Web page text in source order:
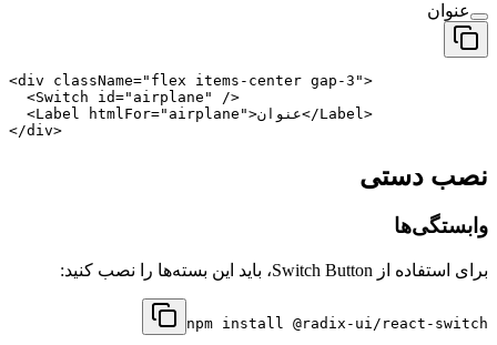
عنوان
<div className="flex items-center gap-3">
  <Switch id="airplane" />
  <Label htmlFor="airplane">عنوان</Label>
</div>
نصب دستی
وابستگی‌ها
برای استفاده از Switch Button، باید این بسته‌ها را نصب کنید:
npm install @radix-ui/react-switch